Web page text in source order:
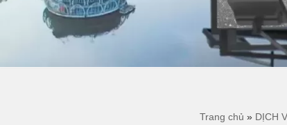
Trang chủ » DỊCH